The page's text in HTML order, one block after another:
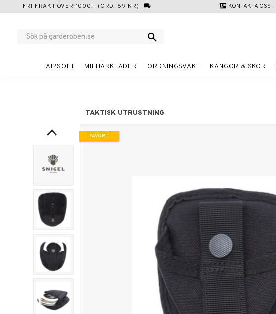
FRI FRAKT ÖVER 1000:- (ORD. 69 KR) local_shipping contact_mail KONTAKTA OSS
AIRSOFT MILITÄRKLÄDER ORDNINGSVAKT KÄNGOR & SKOR
TAKTISK UTRUSTNING
FAVORIT